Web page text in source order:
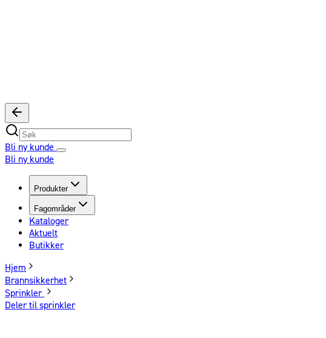
Bli ny kunde
Bli ny kunde
Produkter
Fagområder
Kataloger
Aktuelt
Butikker
Hjem
Brannsikkerhet
Sprinkler
Deler til sprinkler